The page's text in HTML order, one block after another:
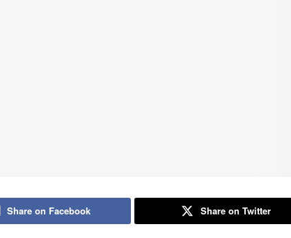
Share on Facebook Share on Twitter